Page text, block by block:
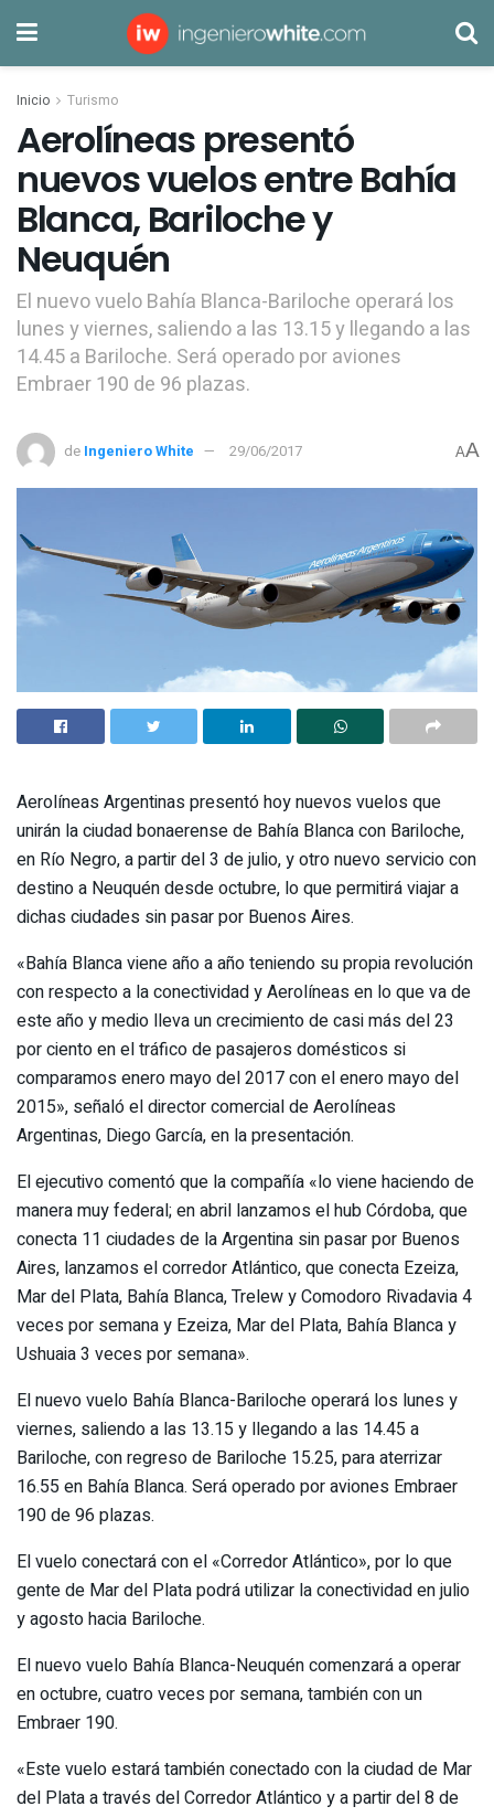
Inicio Turismo
Aerolíneas presentó
nuevos vuelos entre Bahía
Blanca, Bariloche y
Neuquén
El nuevo vuelo Bahía Blanca-Bariloche operará los
lunes y viernes, saliendo a las 13.15 y llegando a las
14.45 a Bariloche. Será operado por aviones
Embraer 190 de 96 plazas.
de Ingeniero White 29/06/2017 AA
Aerolíneas Argentinas presentó hoy nuevos vuelos que
unirán la ciudad bonaerense de Bahía Blanca con Bariloche,
en Río Negro, a partir del 3 de julio, y otro nuevo servicio con
destino a Neuquén desde octubre, lo que permitirá viajar a
dichas ciudades sin pasar por Buenos Aires.
«Bahía Blanca viene año a año teniendo su propia revolución
con respecto a la conectividad y Aerolíneas en lo que va de
este año y medio lleva un crecimiento de casi más del 23
por ciento en el tráfico de pasajeros domésticos si
comparamos enero mayo del 2017 con el enero mayo del
2015», señaló el director comercial de Aerolíneas
Argentinas, Diego García, en la presentación.
El ejecutivo comentó que la compañía «lo viene haciendo de
manera muy federal; en abril lanzamos el hub Córdoba, que
conecta 11 ciudades de la Argentina sin pasar por Buenos
Aires, lanzamos el corredor Atlántico, que conecta Ezeiza,
Mar del Plata, Bahía Blanca, Trelew y Comodoro Rivadavia 4
veces por semana y Ezeiza, Mar del Plata, Bahía Blanca y
Ushuaia 3 veces por semana».
El nuevo vuelo Bahía Blanca-Bariloche operará los lunes y
viernes, saliendo a las 13.15 y llegando a las 14.45 a
Bariloche, con regreso de Bariloche 15.25, para aterrizar
16.55 en Bahía Blanca. Será operado por aviones Embraer
190 de 96 plazas.
El vuelo conectará con el «Corredor Atlántico», por lo que
gente de Mar del Plata podrá utilizar la conectividad en julio
y agosto hacia Bariloche.
El nuevo vuelo Bahía Blanca-Neuquén comenzará a operar
en octubre, cuatro veces por semana, también con un
Embraer 190.
«Este vuelo estará también conectado con la ciudad de Mar
del Plata a través del Corredor Atlántico y a partir del 8 de